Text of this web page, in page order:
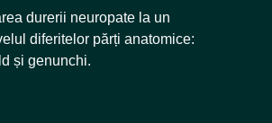
durerii neuropate la un
diferitelor părți anatomice:
și genunchi.